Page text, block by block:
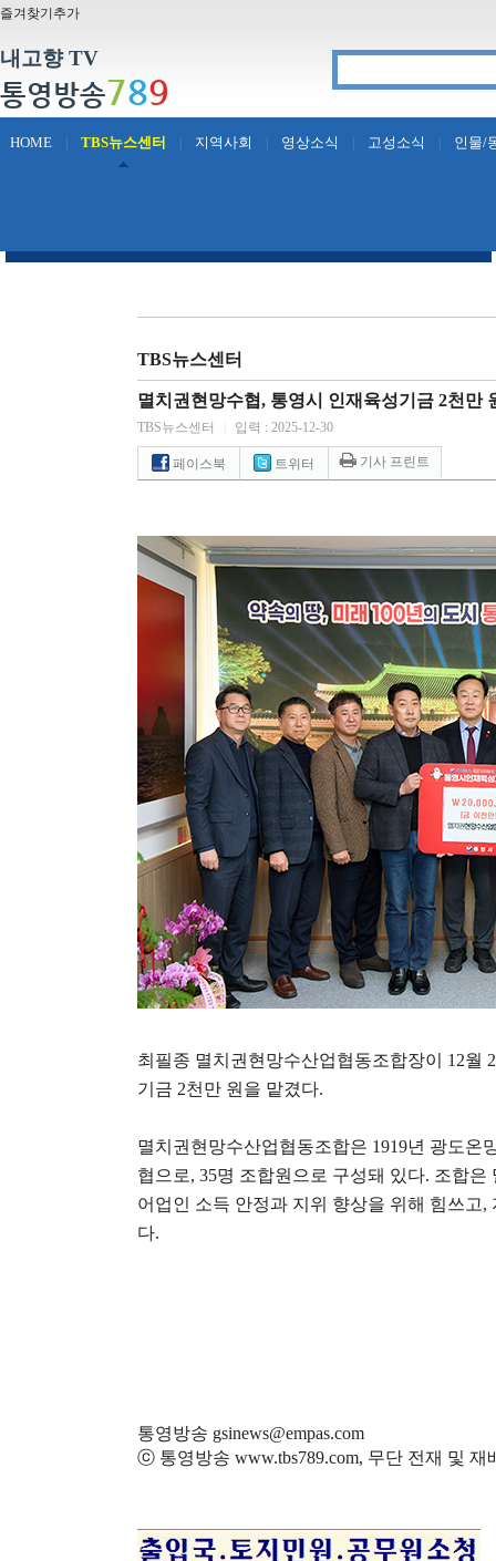
즐겨찾기추가
내고향 TV
통영방송789
HOME TBS뉴스센터 지역사회 영상소식 고성소식 인물/
TBS뉴스센터
멸치권현망수협, 통영시 인재육성기금 2천만
TBS뉴스센터 입력 : 2025-12-30
페이스북 트위터 기사 프린트
최필종 멸치권현망수산업협동조합장이 12월
기금 2천만 원을 맡겼다.
멸치권현망수산업협동조합은 1919년 광도온
협으로, 35명 조합원으로 구성돼 있다. 조합은
어업인 소득 안정과 지위 향상을 위해 힘쓰고,
다.
통영방송 gsinews@empas.com
ⓒ 통영방송 www.tbs789.com, 무단 전재 및 재